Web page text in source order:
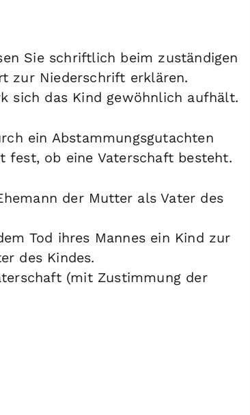
Sie schriftlich beim zuständigen
zur Niederschrift erklären.
sich das Kind gewöhnlich aufhält.
ein Abstammungsgutachten
fest, ob eine Vaterschaft besteht.
der Mutter als Vater des
Tod ihres Mannes ein Kind zur
des Kindes.
(mit Zustimmung der